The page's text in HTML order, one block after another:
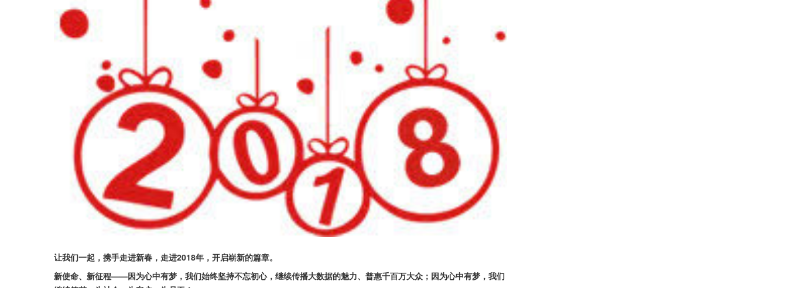
让我们一起，携手走进新春，走进2018年，开启崭新的篇章。
新使命、新征程——因为心中有梦，我们始终坚持不忘初心，继续传播大数据的魅力、普惠千百万大众；因为心中有梦，我们